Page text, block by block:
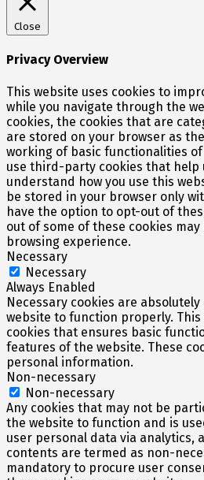
Close
Privacy Overview
This website uses cookies to
while you navigate through the
cookies, the cookies that are
are stored on your browser as
working of basic functionalities of
use third-party cookies that help
understand how you use this
be stored in your browser only
have the option to opt-out of
out of some of these cookies
browsing experience.
Necessary
Necessary
Always Enabled
Necessary cookies are
website to function properly.
cookies that ensures basic
features of the website. These
personal information.
Non-necessary
Non-necessary
Any cookies that may not be
the website to function and is
user personal data via analytics,
contents are termed as non-
mandatory to procure user